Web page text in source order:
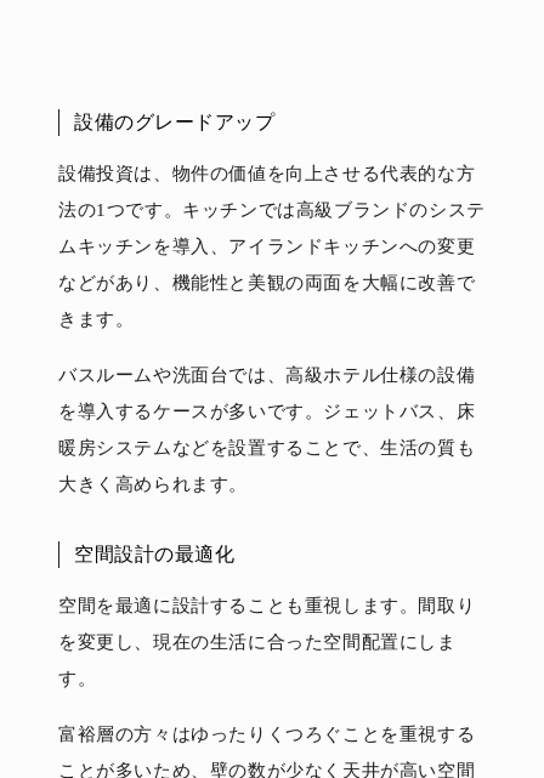
設備のグレードアップ
設備投資は、物件の価値を向上させる代表的な方
法の1つです。キッチンでは高級ブランドのシステ
ムキッチンを導入、アイランドキッチンへの変更
などがあり、機能性と美観の両面を大幅に改善で
きます。
バスルームや洗面台では、高級ホテル仕様の設備
を導入するケースが多いです。ジェットバス、床
暖房システムなどを設置することで、生活の質も
大きく高められます。
空間設計の最適化
空間を最適に設計することも重視します。間取り
を変更し、現在の生活に合った空間配置にしま
す。
富裕層の方々はゆったりくつろぐことを重視する
ことが多いため、壁の数が少なく天井が高い空間